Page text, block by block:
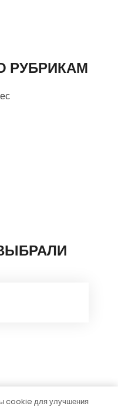
РУБРИКАМ
cookie для улучшения